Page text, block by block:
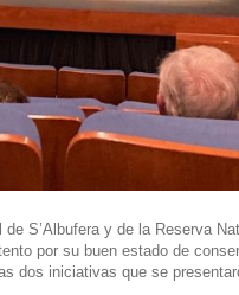
de S’Albuferay de la Reserva
por su buen estado de
dos iniciativas que se